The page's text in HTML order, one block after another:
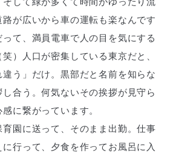
が広いから車の運転も楽なんです
て、満員電車で人の目を気にする
）人口が密集している東京だと、
う」だけ。黒部だと名前を知らな
合う。何気ないその挨拶が見守ら
に繋がっています。
園に送って、そのまま出勤。仕事
行って、夕食を作ってお風呂に入